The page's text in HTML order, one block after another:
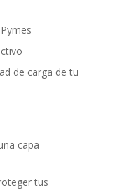
de carga de tu
capa
tus